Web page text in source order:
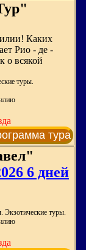
Каких
Рио - де -
о всякой
туры.
тура
6 дней
Экзотические туры.